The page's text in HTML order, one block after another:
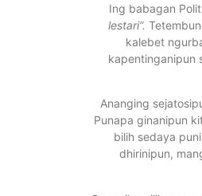
Ing babagan
lestari”.
kalebet
kapentinganipun
Ananging
Punapa ginanipun
bilih sedaya
dhirinipun,